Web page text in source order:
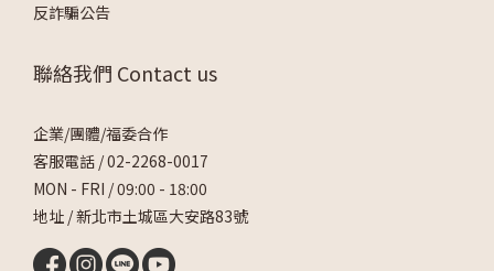
反詐騙公告
聯絡我們 Contact us
企業/團體/福委合作
客服電話 /02-2268-0017
MON - FRI / 09:00 - 18:00
地址 / 新北市土城區大安路83號